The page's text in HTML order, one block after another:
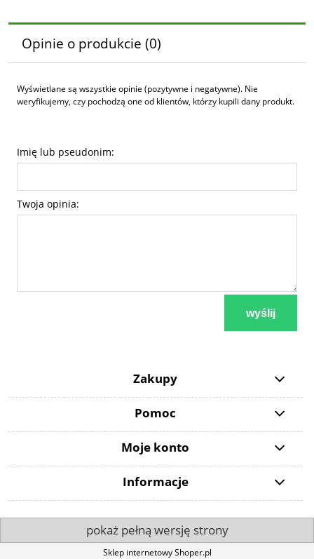
Opinie o produkcie (0)
Wyświetlane są wszystkie opinie (pozytywne i negatywne). Nie
weryfikujemy, czy pochodzą one od klientów, którzy kupili dany produkt.
Imię lub pseudonim:
Twoja opinia:
wyślij
Zakupy
Pomoc
Moje konto
Informacje
pokaż pełną wersję strony
Sklep internetowy Shoper.pl